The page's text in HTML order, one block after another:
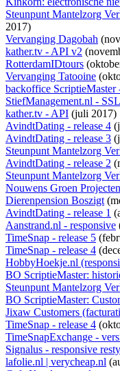
Steunpunt Mantelzorg
2017)
Vervanging Dagobah
kather.tv - API v2
RotterdamIDtours
Vervanging Tatooine
backoffice ScriptieMaster
StiefManagement.nl - SSL
kather.tv - API (juli 2017)
AvindtDating - release 4
AvindtDating - release 3
Steunpunt Mantelzorg
AvindtDating - release 2
Steunpunt Mantelzorg
Nouwens Groen Projecten
Dierenpension Boszigt
AvindtDating - release 1
Aanstrand.nl - responsive
TimeSnap - release 5
TimeSnap - release 4
HobbyHoekje.nl
BO ScriptieMaster:
Steunpunt Mantelzorg
BO ScriptieMaster:
Jixaw Customers
TimeSnap - release 4
TimeSnapExchange -
Signalus - responsive
lafolie.nl | verycheap.nl